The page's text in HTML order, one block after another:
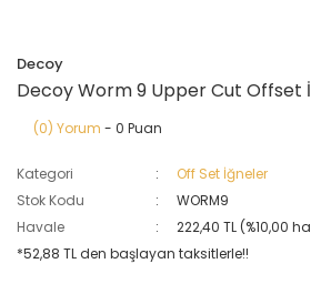
Decoy
Decoy Worm 9 Upper Cut Offset
(0) Yorum - 0 Puan
Kategori
Off Set İğneler
Stok Kodu
WORM9
Havale
222,40 TL (%10,00
*52,88 TL den başlayan taksitlerle!!